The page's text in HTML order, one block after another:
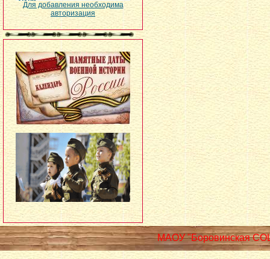
Для добавления необходима
авторизация
МАОУ "Боровинская